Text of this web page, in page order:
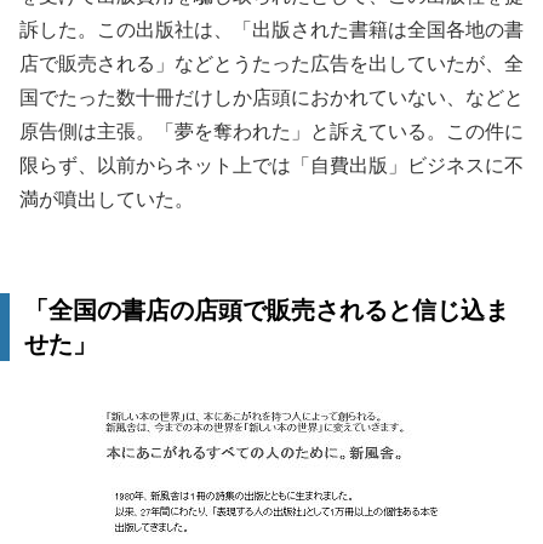
訴した。この出版社は、「出版された書籍は全国各地の書
店で販売される」などとうたった広告を出していたが、全
国でたった数十冊だけしか店頭におかれていない、などと
原告側は主張。「夢を奪われた」と訴えている。この件に
限らず、以前からネット上では「自費出版」ビジネスに不
満が噴出していた。
「全国の書店の店頭で販売されると信じ込ま
せた」